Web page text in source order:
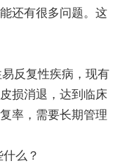
还有很多问题。这
反复性疾病，现有
损消退，达到临床
率，需要长期管理
么？